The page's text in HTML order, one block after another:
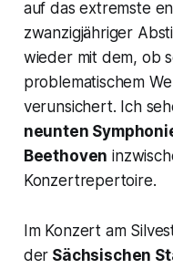
auf das extremste
zwanzigjähriger
wieder mit dem, ob
problematischem
verunsichert. Ich
neunten
Beethoven
Konzertrepertoire.
Im Konzert am
der Sächsischen